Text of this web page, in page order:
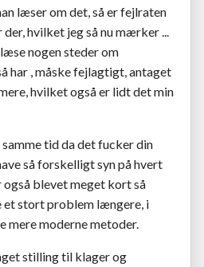
læser om det, så er fejlraten
hvilket jeg så nu mærker ...
nogen steder om
har , måske fejlagtigt, antaget
hvilket også er lidt det min
tid da det fucker din
så forskelligt syn på hvert
også blevet meget kort så
stort problem længere, i
mere moderne metoder.
stilling til klager og